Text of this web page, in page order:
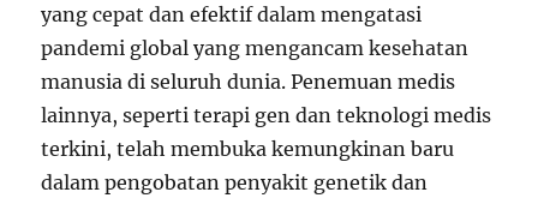
yang cepat dan efektif dalam mengatasi
pandemi global yang mengancam kesehatan
manusia di seluruh dunia. Penemuan medis
lainnya, seperti terapi gen dan teknologi medis
terkini, telah membuka kemungkinan baru
dalam pengobatan penyakit genetik dan